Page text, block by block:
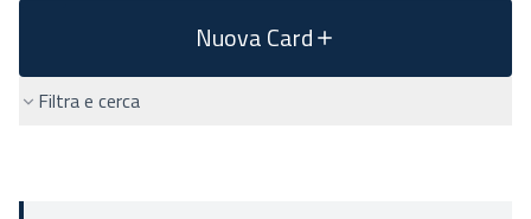
Nuova Card
Filtra e cerca